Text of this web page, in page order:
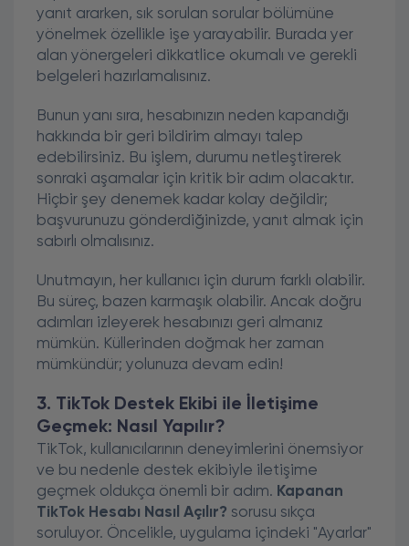
yanıt ararken, sık sorulan sorular bölümüne
yönelmek özellikle işe yarayabilir. Burada yer
alan yönergeleri dikkatlice okumalı ve gerekli
belgeleri hazırlamalısınız.
Bunun yanı sıra, hesabınızın neden kapandığı
hakkında bir geri bildirim almayı talep
edebilirsiniz. Bu işlem, durumu netleştirerek
sonraki aşamalar için kritik bir adım olacaktır.
Hiçbir şey denemek kadar kolay değildir;
başvurunuzu gönderdiğinizde, yanıt almak için
sabırlı olmalısınız.
Unutmayın, her kullanıcı için durum farklı olabilir.
Bu süreç, bazen karmaşık olabilir. Ancak doğru
adımları izleyerek hesabınızı geri almanız
mümkün. Küllerinden doğmak her zaman
mümkündür; yolunuza devam edin!
3. TikTok Destek Ekibi ile İletişime
Geçmek: Nasıl Yapılır?
TikTok, kullanıcılarının deneyimlerini önemsiyor
ve bu nedenle destek ekibiyle iletişime
geçmek oldukça önemli bir adım. Kapanan
TikTok Hesabı Nasıl Açılır? sorusu sıkça
soruluyor. Öncelikle, uygulama içindeki "Ayarlar"